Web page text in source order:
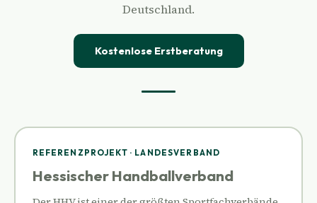
Deutschland.
Kostenlose Erstberatung
REFERENZPROJEKT · LANDESVERBAND
Hessischer Handballverband